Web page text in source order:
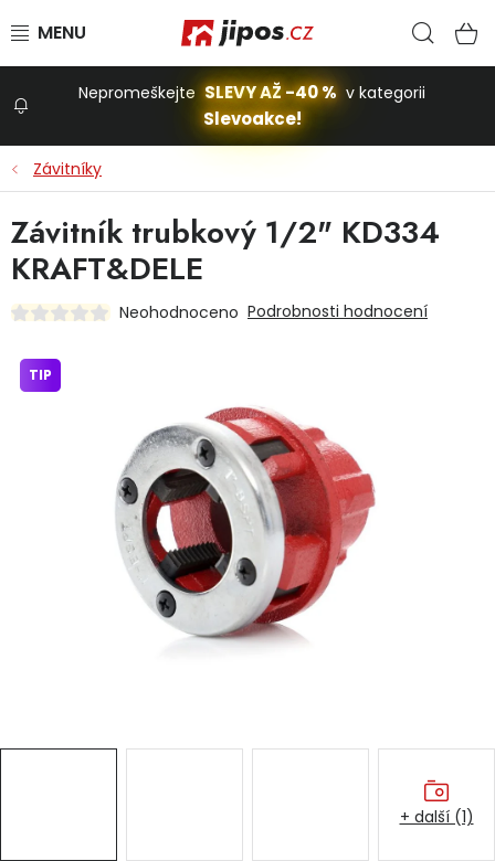
Stavba a dům
Domácnost
Dětská hřiště
Autodoplňky
Nepromeškejte SLEVY AŽ -40 % v kategorii
Slevoakce!
Závitníky
Závitník trubkový 1/2" KD334
KRAFT&DELE
Neohodnoceno Podrobnosti hodnocení
TIP
+ další (1)